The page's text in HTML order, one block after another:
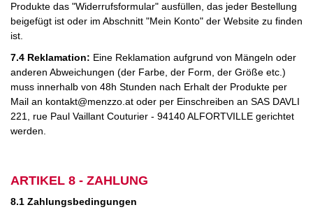
Produkte das "Widerrufsformular" ausfüllen, das jeder Bestellung
beigefügt ist oder im Abschnitt "Mein Konto" der Website zu finden
ist.
7.4 Reklamation: Eine Reklamation aufgrund von Mängeln oder
anderen Abweichungen (der Farbe, der Form, der Größe etc.)
muss innerhalb von 48h Stunden nach Erhalt der Produkte per
Mail an kontakt@menzzo.at oder per Einschreiben an SAS DAVLI
221, rue Paul Vaillant Couturier - 94140 ALFORTVILLE gerichtet
werden.
ARTIKEL 8 - ZAHLUNG
8.1 Zahlungsbedingungen